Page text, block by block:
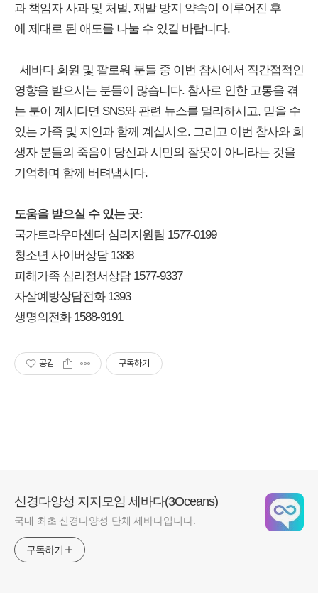
과 책임자 사과 및 처벌, 재발 방지 약속이 이루어진 후
에 제대로 된 애도를 나눌 수 있길 바랍니다.
세바다 회원 및 팔로워 분들 중 이번 참사에서 직간접적인
영향을 받으시는 분들이 많습니다. 참사로 인한 고통을 겪
는 분이 계시다면 SNS와 관련 뉴스를 멀리하시고, 믿을 수
있는 가족 및 지인과 함께 계십시오. 그리고 이번 참사와 희
생자 분들의 죽음이 당신과 시민의 잘못이 아니라는 것을
기억하며 함께 버텨냅시다.
도움을 받으실 수 있는 곳:
국가트라우마센터 심리지원팀 1577-0199
청소년 사이버상담 1388
피해가족 심리정서상담 1577-9337
자살예방상담전화 1393
생명의전화 1588-9191
공감 구독하기
신경다양성 지지모임 세바다(3Oceans)
국내 최초 신경다양성 단체 세바다입니다.
구독하기